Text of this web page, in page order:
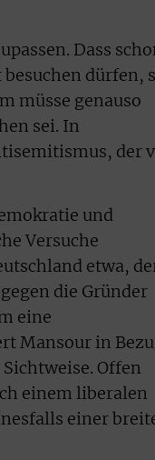
Dass
dürfen,
müsse genauso
sei. In
der
und
Versuche
etwa,
die Gründer
eine
Mansour in
Offen
einem liberalen
einer